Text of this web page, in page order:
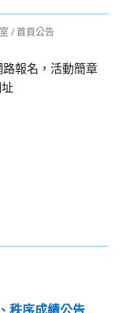
/ 首頁公告
報名，活動簡章
秩序成績公告